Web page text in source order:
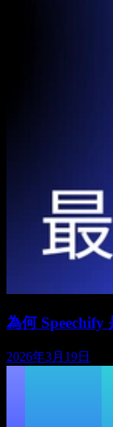
為何 Speechify
2026年3月19日